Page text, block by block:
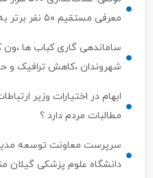
ساماندهی گاری کباب ها ،ون
شهروندان ،کاهش ترافیک و
ابهام در اختیارات وزیر
سرپرست معاونت توسعه
آغاز به کار پایگاه خبری و